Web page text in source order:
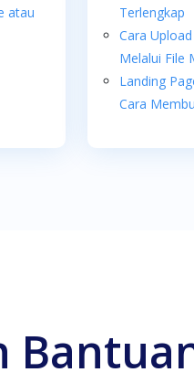
atau
Terlengkap
Cara
Melalui File
Landing
Cara